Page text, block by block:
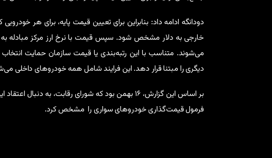
دودانگه ادامه داد: بنابراین برای تعیین قیمت پایه، برای هر
می‌شوند. متناسب با این رتبه‌بندی یا قیمت سازمان حمایت
دیگری را مبتنا قرار دهد. این فرایند شامل همه خودروهای داخلی
بر اساس این گزارش، ۱۶ بهمن بود که شورای رقابت،
فرمول قیمت‌گذاری خودروهای سواری را مشخص کرد.